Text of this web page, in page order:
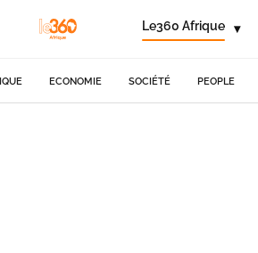
Le360 Afrique ▾
ECONOMIE SOCIÉTÉ PEOPLE